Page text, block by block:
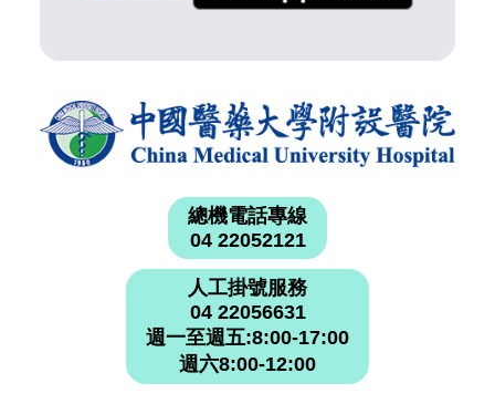
總機電話專線
04 22052121
人工掛號服務
04 22056631
週一至週五:8:00-17:00
週六8:00-12:00